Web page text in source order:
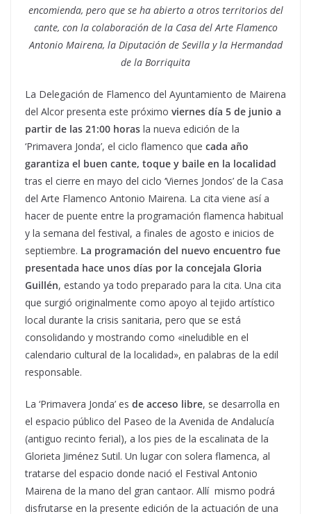
encomienda, pero que se ha abierto a otros territorios del
cante, con la colaboración de la Casa del Arte Flamenco
Antonio Mairena, la Diputación de Sevilla y la Hermandad
de la Borriquita
La Delegación de Flamenco del Ayuntamiento de Mairena
del Alcor presenta este próximo viernes día 5 de junio a
partir de las 21:00 horas la nueva edición de la
‘Primavera Jonda’, el ciclo flamenco que cada año
garantiza el buen cante, toque y baile en la localidad
tras el cierre en mayo del ciclo ‘Viernes Jondos’ de la Casa
del Arte Flamenco Antonio Mairena. La cita viene así a
hacer de puente entre la programación flamenca habitual
y la semana del festival, a finales de agosto e inicios de
septiembre. La programación del nuevo encuentro fue
presentada hace unos días por la concejala Gloria
Guillén, estando ya todo preparado para la cita. Una cita
que surgió originalmente como apoyo al tejido artístico
local durante la crisis sanitaria, pero que se está
consolidando y mostrando como «ineludible en el
calendario cultural de la localidad», en palabras de la edil
responsable.
La ‘Primavera Jonda’ es de acceso libre, se desarrolla en
el espacio público del Paseo de la Avenida de Andalucía
(antiguo recinto ferial), a los pies de la escalinata de la
Glorieta Jiménez Sutil. Un lugar con solera flamenca, al
tratarse del espacio donde nació el Festival Antonio
Mairena de la mano del gran cantaor. Allí mismo podrá
disfrutarse en la presente edición de la actuación de una